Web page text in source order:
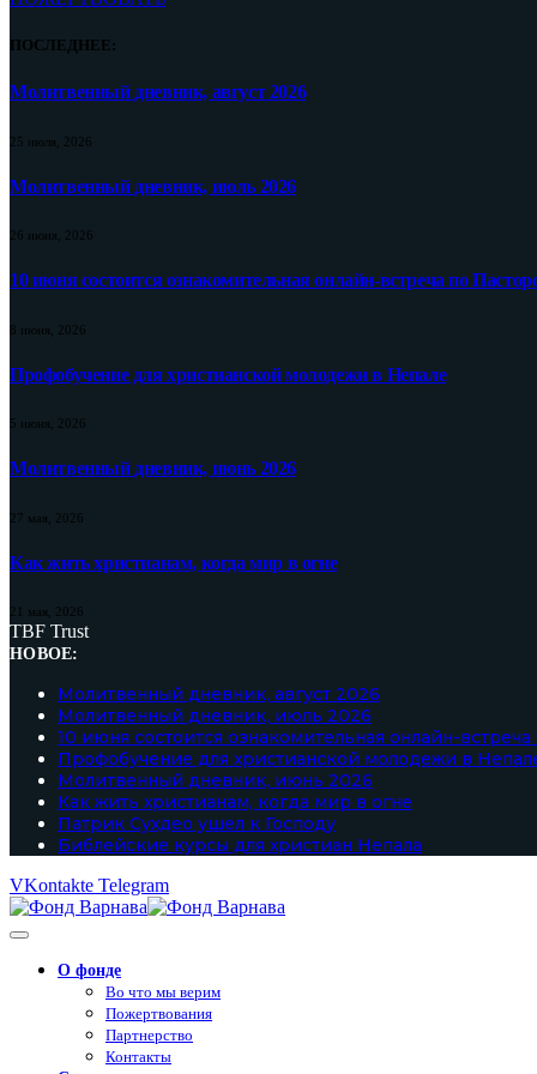
ПОСЛЕДНЕЕ:
Молитвенный дневник, август 2026
25 июля, 2026
Молитвенный дневник, июль 2026
26 июня, 2026
10 июня состоится ознакомительная онлайн-встреча по
8 июня, 2026
Профобучение для христианской молодежи в Непале
5 июня, 2026
Молитвенный дневник, июнь 2026
27 мая, 2026
Как жить христианам, когда мир в огне
21 мая, 2026
TBF Trust
НОВОЕ:
Молитвенный дневник, август 2026
Молитвенный дневник, июль 2026
10 июня состоится ознакомительная онлайн-
Профобучение для христианской молодежи в
Молитвенный дневник, июнь 2026
Как жить христианам, когда мир в огне
Патрик Сухдео ушел к Господу
Библейские курсы для христиан Непала
VKontakte Telegram
О фонде
Во что мы верим
Пожертвования
Партнерство
Контакты